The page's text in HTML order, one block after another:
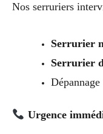
Nos serruriers
Serrurier
Serrurier
Urgence